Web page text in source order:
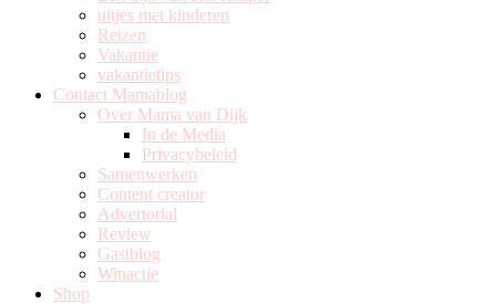
uitjes met kinderen
Reizen
Vakantie
vakantietips
Contact Mamablog
Over Mama van Dijk
In de Media
Privacybeleid
Samenwerken
Content creator
Advertorial
Review
Gastblog
Winactie
Shop